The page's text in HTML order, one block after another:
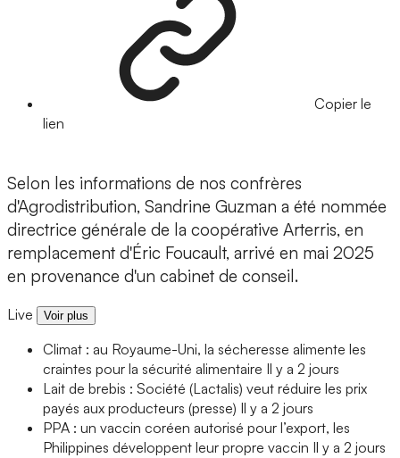
Copier le
lien
Selon les informations de nos confrères
d'Agrodistribution, Sandrine Guzman a été nommée
directrice générale de la coopérative Arterris, en
remplacement d'Éric Foucault, arrivé en mai 2025
en provenance d'un cabinet de conseil.
Live Voir plus
Climat : au Royaume-Uni, la sécheresse alimente les
craintes pour la sécurité alimentaire Il y a 2 jours
Lait de brebis : Société (Lactalis) veut réduire les prix
payés aux producteurs (presse) Il y a 2 jours
PPA : un vaccin coréen autorisé pour l’export, les
Philippines développent leur propre vaccin Il y a 2 jours